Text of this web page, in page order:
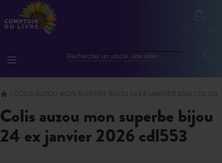
Allez au contenu
Rechercher
Mon
COLIS AUZOU MON SUPERBE BIJOU 24 EX JANVIER 2026 CDL553
colis auzou mon superbe bijou
24 ex janvier 2026 cdl553